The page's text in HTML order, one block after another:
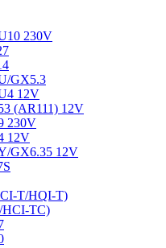
230V
GX5.3
12V
(AR111) 12V
230V
12V
GX6.35 12V
T/HQI-T)
HCI-TC)